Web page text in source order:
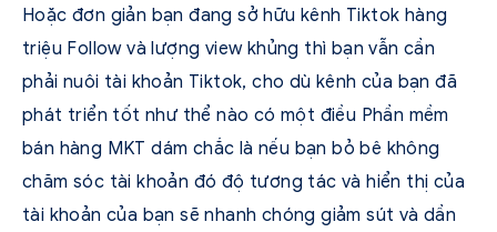
Hoặc đơn giản bạn đang sở hữu kênh Tiktok hàng
triệu Follow và lượng view khủng thì bạn vẫn cần
phải nuôi tài khoản Tiktok, cho dù kênh của bạn đã
phát triển tốt như thể nào có một điều Phần mềm
bán hàng MKT dám chắc là nếu bạn bỏ bê không
chăm sóc tài khoản đó độ tương tác và hiển thị của
tài khoản của bạn sẽ nhanh chóng giảm sút và dần